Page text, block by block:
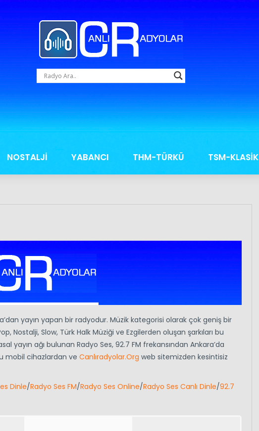
NOSTALJİ YABANCI THM-TÜRKÜ TSM-KLASİK
yayın yapan bir radyodur. Müzik kategorisi olarak çok geniş bir
Nostalji, Slow, Türk Halk Müziği ve Ezgilerden oluşan şarkıları bu
yayın ağı bulunan Radyo Ses, 92.7 FM frekansından Ankara’da
mobil cihazlardan ve Canlıradyolar.Org web sitemizden kesintisiz
Dinle/Radyo Ses FM/Radyo Ses Online/Radyo Ses Canlı Dinle/92.7